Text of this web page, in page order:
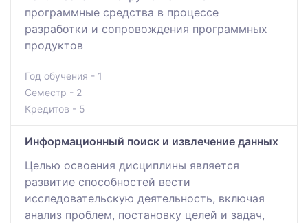
программные средства в процессе
разработки и сопровождения программных
продуктов
Год обучения - 1
Семестр - 2
Кредитов - 5
Информационный поиск и извлечение данных
Целью освоения дисциплины является
развитие способностей вести
исследовательскую деятельность, включая
анализ проблем, постановку целей и задач,